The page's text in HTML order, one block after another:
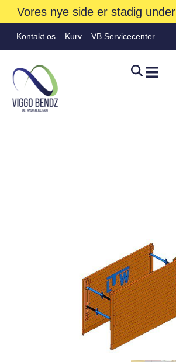
Vores nye side er stadig
Kontakt os Kurv VB Servicecenter